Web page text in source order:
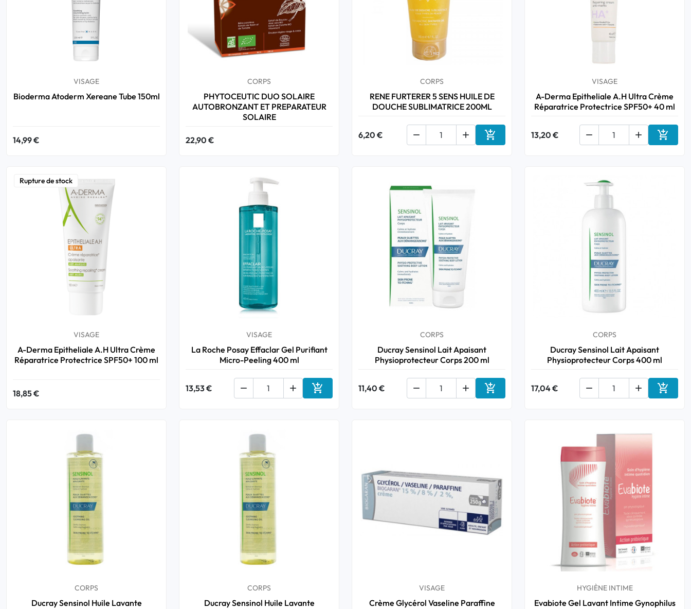
VISAGE
Bioderma Atoderm Xereane Tube 150ml
14,99 €
CORPS
PHYTOCEUTIC DUO SOLAIRE
AUTOBRONZANT ET PREPARATEUR
SOLAIRE
22,90 €
CORPS
RENE FURTERER 5 SENS HUILE DE
DOUCHE SUBLIMATRICE 200ML
6,20 €   Ajouter au panier
VISAGE
A-Derma Epitheliale A.H Ultra Crème
Réparatrice Protectrice SPF50+ 40 ml
13,20 €   
Rupture de stock
VISAGE
A-Derma Epitheliale A.H Ultra Crème
Réparatrice Protectrice SPF50+ 100 ml
18,85 €
VISAGE
La Roche Posay Effaclar Gel Purifiant
Micro-Peeling 400 ml
13,53 €   Ajouter au panier
CORPS
Ducray Sensinol Lait Apaisant
Physioprotecteur Corps 200 ml
11,40 €   Ajouter au panier
CORPS
Ducray Sensinol Lait Apaisant
Physioprotecteur Corps 400 ml
17,04 €   
CORPS
Ducray Sensinol Huile Lavante
CORPS
Ducray Sensinol Huile Lavante
VISAGE
Crème Glycérol Vaseline Paraffine
HYGIÈNE INTIME
Evabiote Gel Lavant Intime Gynophilus